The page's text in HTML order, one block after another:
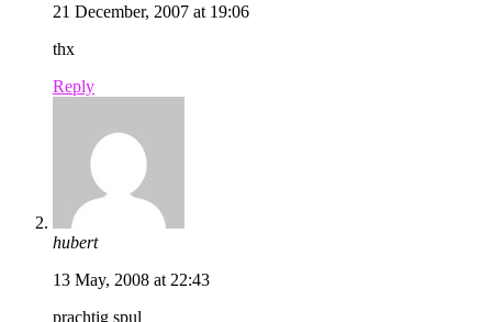
21 December, 2007 at 19:06
thx
Reply
hubert
13 May, 2008 at 22:43
prachtig spul